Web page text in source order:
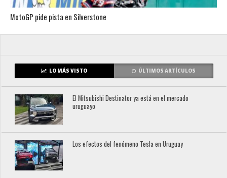
MotoGP pide pista en Silverstone
LO MÁS VISTO ÚLTIMOS ARTÍCULOS
El Mitsubishi Destinator ya está en el mercado
uruguayo
Los efectos del fenómeno Tesla en Uruguay